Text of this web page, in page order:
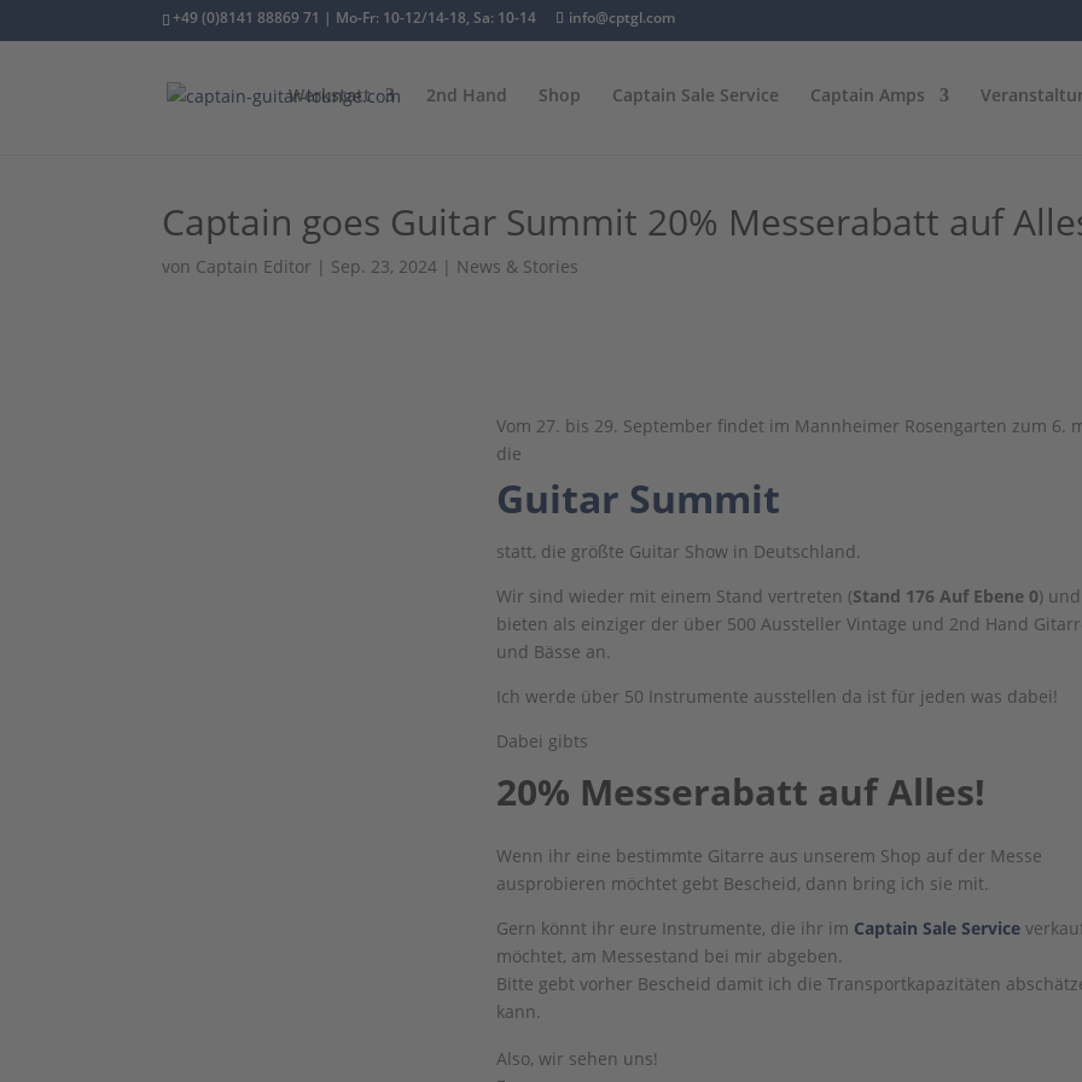
+49 (0)8141 88869 71 | Mo-Fr: 10-12/14-18, Sa: 10-14 info@cptgl.com
Werkstatt 2nd Hand Shop Captain Sale Service Captain Amps
Captain goes Guitar Summit 20% Messerabatt auf
von Captain Editor | Sep. 23, 2024 | News & Stories
Vom 27. bis 29. September findet im Mannheimer Rosengarten zum 6.
die
Guitar Summit
statt, die größte Guitar Show in Deutschland.
Wir sind wieder mit einem Stand vertreten (Stand 176 Auf Ebene 0) und
bieten als einziger der über 500 Aussteller Vintage und 2nd Hand
und Bässe an.
Ich werde über 50 Instrumente ausstellen da ist für jeden was dabei!
Dabei gibts
20% Messerabatt auf Alles!
Wenn ihr eine bestimmte Gitarre aus unserem Shop auf der Messe
ausprobieren möchtet gebt Bescheid, dann bring ich sie mit.
Gern könnt ihr eure Instrumente, die ihr im Captain Sale Service
möchtet, am Messestand bei mir abgeben.
Bitte gebt vorher Bescheid damit ich die Transportkapazitäten
kann.
Also, wir sehen uns!